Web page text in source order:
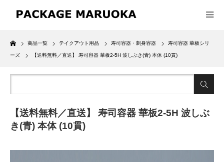
Home
商品一覧 テイクアウト用品 寿司容器・刺身容器 寿司容器 華板シリ
ーズ 【送料無料／直送】 寿司容器 華板2-5H 波しぶき(青) 本体 (10貫)
【送料無料／直送】 寿司容器 華板2-5H 波しぶ
き(青) 本体 (10貫)